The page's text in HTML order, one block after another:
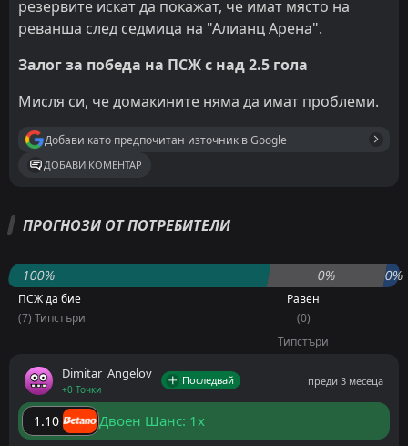
резервите искат да покажат, че имат място на
реванша след седмица на "Алианц Арена".
Залог за победа на ПСЖ с над 2.5 гола
Мисля си, че домакините няма да имат проблеми.
Добави като предпочитан източник в Google
ДОБАВИ КОМЕНТАР
ПРОГНОЗИ ОТ ПОТРЕБИТЕЛИ
100% 0% 0%
ПСЖ да бие
(7) Типстъри
Равен
(0)
Типстъри
Dimitar_Angelov
+0 Точки
Последвай преди 3 месеца
1.10 Двоен Шанс: 1x